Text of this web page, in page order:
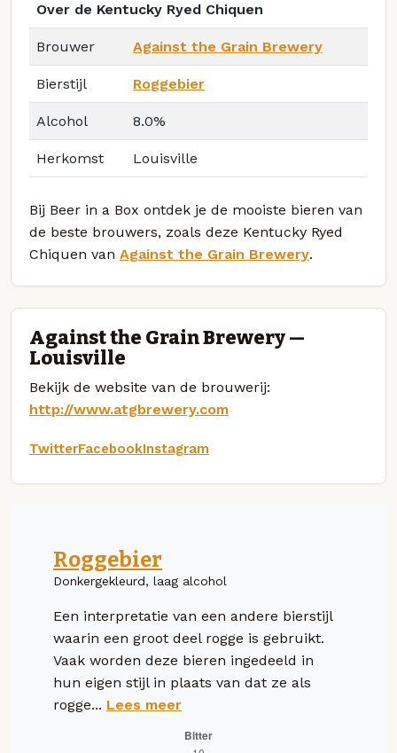
Over de Kentucky Ryed Chiquen
Brouwer Against the Grain Brewery
Bierstijl Roggebier
Alcohol 8.0%
Herkomst Louisville
Bij Beer in a Box ontdek je de mooiste bieren van
de beste brouwers, zoals deze Kentucky Ryed
Chiquen van Against the Grain Brewery.
Against the Grain Brewery —
Louisville
Bekijk de website van de brouwerij:
http://www.atgbrewery.com
TwitterFacebookInstagram
Roggebier
Donkergekleurd, laag alcohol
Een interpretatie van een andere bierstijl
waarin een groot deel rogge is gebruikt.
Vaak worden deze bieren ingedeeld in
hun eigen stijl in plaats van dat ze als
rogge... Lees meer